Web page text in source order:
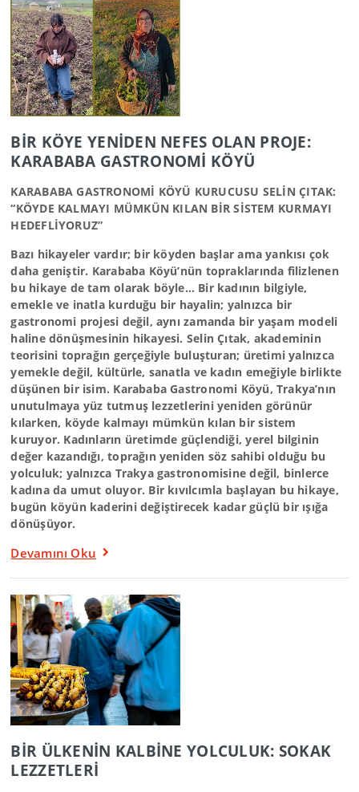
BİR KÖYE YENİDEN NEFES OLAN PROJE:
KARABABA GASTRONOMİ KÖYÜ
KARABABA GASTRONOMİ KÖYÜ KURUCUSU SELİN ÇITAK:
“KÖYDE KALMAYI MÜMKÜN KILAN BİR SİSTEM KURMAYI
HEDEFLİYORUZ”
Bazı hikayeler vardır; bir köyden başlar ama yankısı çok
daha geniştir. Karababa Köyü’nün topraklarında filizlenen
bu hikaye de tam olarak böyle… Bir kadının bilgiyle,
emekle ve inatla kurduğu bir hayalin; yalnızca bir
gastronomi projesi değil, aynı zamanda bir yaşam modeli
haline dönüşmesinin hikayesi. Selin Çıtak, akademinin
teorisini toprağın gerçeğiyle buluşturan; üretimi yalnızca
yemekle değil, kültürle, sanatla ve kadın emeğiyle birlikte
düşünen bir isim. Karababa Gastronomi Köyü, Trakya’nın
unutulmaya yüz tutmuş lezzetlerini yeniden görünür
kılarken, köyde kalmayı mümkün kılan bir sistem
kuruyor. Kadınların üretimde güçlendiği, yerel bilginin
değer kazandığı, toprağın yeniden söz sahibi olduğu bu
yolculuk; yalnızca Trakya gastronomisine değil, binlerce
kadına da umut oluyor. Bir kıvılcımla başlayan bu hikaye,
bugün köyün kaderini değiştirecek kadar güçlü bir ışığa
dönüşüyor.
Devamını Oku
BİR ÜLKENİN KALBİNE YOLCULUK: SOKAK
LEZZETLERİ